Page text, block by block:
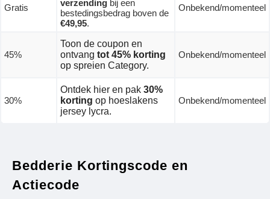
Gratis
verzending bij een
bestedingsbedrag boven de
€49,95.
Onbekend/momenteel
45%
Toon de coupon en
ontvang tot 45% korting
op spreien Category.
Onbekend/momenteel
30%
Ontdek hier en pak 30%
korting op hoeslakens
jersey lycra.
Onbekend/momenteel
Bedderie Kortingscode en
Actiecode